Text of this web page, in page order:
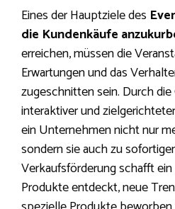
Eines der Hauptziele des
die Kundenkäufe
erreichen, müssen die
Erwartungen und das
zugeschnitten sein. Durch
interaktiver und
ein Unternehmen nicht nur
sondern sie auch zu
Verkaufsförderung schafft
Produkte entdeckt, neue